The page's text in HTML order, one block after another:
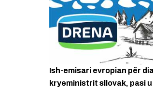
Ish-emisari evropian për
kryeministrit sllovak, pasi